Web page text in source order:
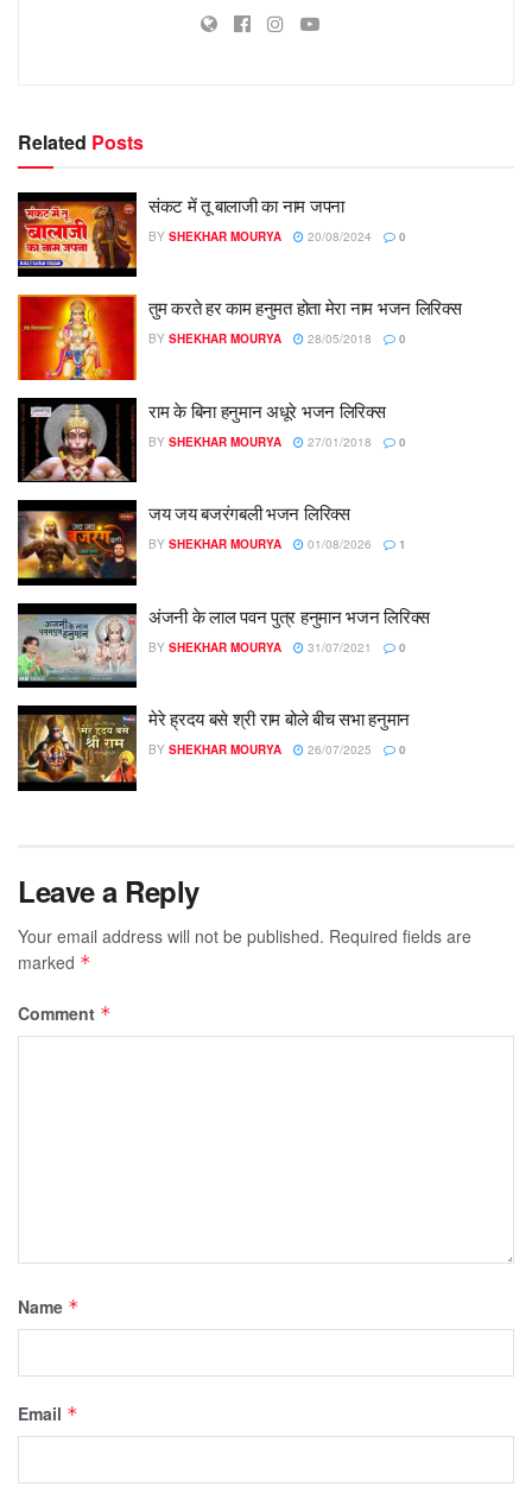
Related Posts
संकट में तू बालाजी का नाम जपना
BY SHEKHAR MOURYA 20/08/2024 0
तुम करते हर काम हनुमत होता मेरा नाम भजन लिरिक्स
BY SHEKHAR MOURYA 28/05/2018 0
राम के बिना हनुमान अधूरे भजन लिरिक्स
BY SHEKHAR MOURYA 27/01/2018 0
जय जय बजरंगबली भजन लिरिक्स
BY SHEKHAR MOURYA 01/08/2026 1
अंजनी के लाल पवन पुत्र हनुमान भजन लिरिक्स
BY SHEKHAR MOURYA 31/07/2021 0
मेरे ह्रदय बसे श्री राम बोले बीच सभा हनुमान
BY SHEKHAR MOURYA 26/07/2025 0
Leave a Reply
Your email address will not be published. Required fields are
marked *
Comment *
Name *
Email *